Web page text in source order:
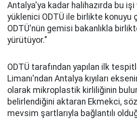
Antalya'ya kadar halihazırda bu
yüklenici ODTÜ ile birlikte konuyu
ODTÜ'nün gemisi bakanlıkla
yürütüyor."
ODTÜ tarafından yapılan ilk
Limanı'ndan Antalya kıyıları
olarak mikroplastik kirliliğinin
belirlendiğini aktaran Ekmekci,
mevsim şartlarıyla bağlantılı